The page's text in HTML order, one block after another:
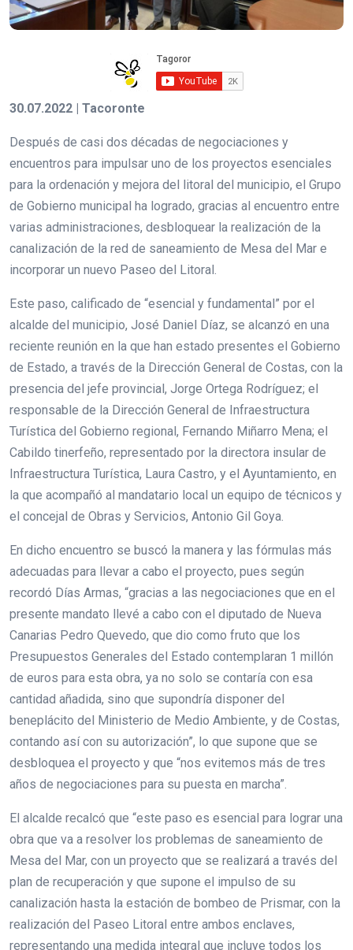
30.07.2022 | Tacoronte
Después de casi dos décadas de negociaciones y
encuentros para impulsar uno de los proyectos esenciales
para la ordenación y mejora del litoral del municipio, el Grupo
de Gobierno municipal ha logrado, gracias al encuentro entre
varias administraciones, desbloquear la realización de la
canalización de la red de saneamiento de Mesa del Mar e
incorporar un nuevo Paseo del Litoral.
Este paso, calificado de “esencial y fundamental” por el
alcalde del municipio, José Daniel Díaz, se alcanzó en una
reciente reunión en la que han estado presentes el Gobierno
de Estado, a través de la Dirección General de Costas, con la
presencia del jefe provincial, Jorge Ortega Rodríguez; el
responsable de la Dirección General de Infraestructura
Turística del Gobierno regional, Fernando Miñarro Mena; el
Cabildo tinerfeño, representado por la directora insular de
Infraestructura Turística, Laura Castro, y el Ayuntamiento, en
la que acompañó al mandatario local un equipo de técnicos y
el concejal de Obras y Servicios, Antonio Gil Goya.
En dicho encuentro se buscó la manera y las fórmulas más
adecuadas para llevar a cabo el proyecto, pues según
recordó Días Armas, “gracias a las negociaciones que en el
presente mandato llevé a cabo con el diputado de Nueva
Canarias Pedro Quevedo, que dio como fruto que los
Presupuestos Generales del Estado contemplaran 1 millón
de euros para esta obra, ya no solo se contaría con esa
cantidad añadida, sino que supondría disponer del
beneplácito del Ministerio de Medio Ambiente, y de Costas,
contando así con su autorización”, lo que supone que se
desbloquea el proyecto y que “nos evitemos más de tres
años de negociaciones para su puesta en marcha”.
El alcalde recalcó que “este paso es esencial para lograr una
obra que va a resolver los problemas de saneamiento de
Mesa del Mar, con un proyecto que se realizará a través del
plan de recuperación y que supone el impulso de su
canalización hasta la estación de bombeo de Prismar, con la
realización del Paseo Litoral entre ambos enclaves,
representando una medida integral que incluye todos los